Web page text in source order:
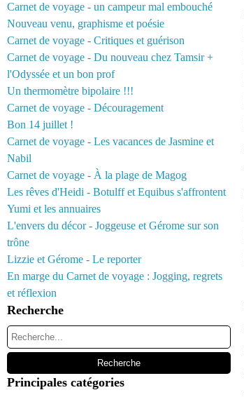
Carnet de voyage - un campeur mal embouché
Nouveau venu, graphisme et poésie
Carnet de voyage - Critiques et guérison
Carnet de voyage - Du nouveau chez Tamsir +
l'Odyssée et un bon prof
Un thermomètre bipolaire !!!
Carnet de voyage - Découragement
Bon 14 juillet !
Carnet de voyage - Les vacances de Jasmine et
Nabil
Carnet de voyage - À la plage de Magog
Les rêves d'Heidi - Botulff et Equibus s'affrontent
Yumi et les annuaires
L'envers du décor - Joggeuse et Gérome sur son
trône
Lizzie et Gérome - Le reporter
En marge du Carnet de voyage : Jogging, regrets
et réflexion
Recherche
Principales catégories